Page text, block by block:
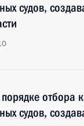
судов,
отбора
судов,